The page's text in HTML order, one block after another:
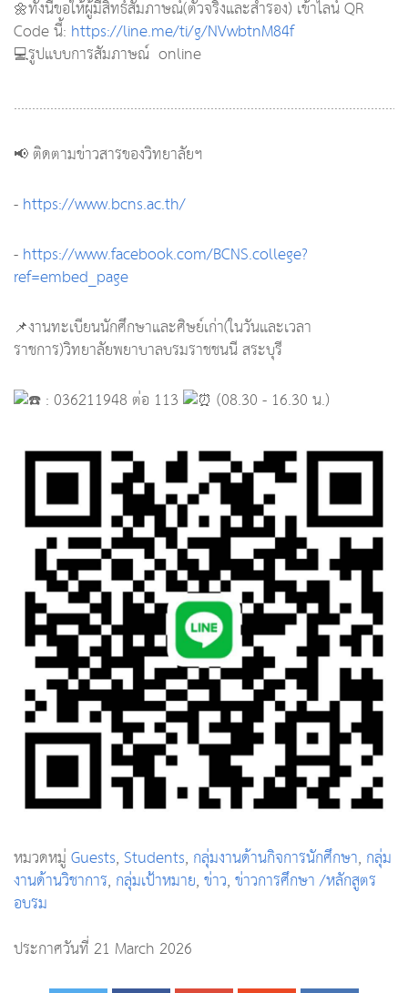
🌼ทั้งนี้ขอให้ผู้มีสิทธ์สัมภาษณ์(ตัวจริงและสำรอง) เข้าไลน์ QR
Code นี้: https://line.me/ti/g/NVwbtnM84f
💻รูปแบบการสัมภาษณ์ online
📢 ติดตามข่าวสารของวิทยาลัยฯ
-https://www.bcns.ac.th/
-https://www.facebook.com/BCNS.college?
ref=embed_page
📌งานทะเบียนนักศึกษาและศิษย์เก่า(ในวันและเวลา
ราชการ)วิทยาลัยพยาบาลบรมราชชนนี สระบุรี
: 036211948 ต่อ 113
(08.30 - 16.30 น.)
หมวดหมู่Guests,Students, กลุ่มงานด้านกิจการนักศึกษา, กลุ่ม
งานด้านวิชาการ, กลุ่มเป้าหมาย,ข่าว,ข่าวการศึกษา /หลักสูตร
อบรม
ประกาศวันที่ 21 March 2026